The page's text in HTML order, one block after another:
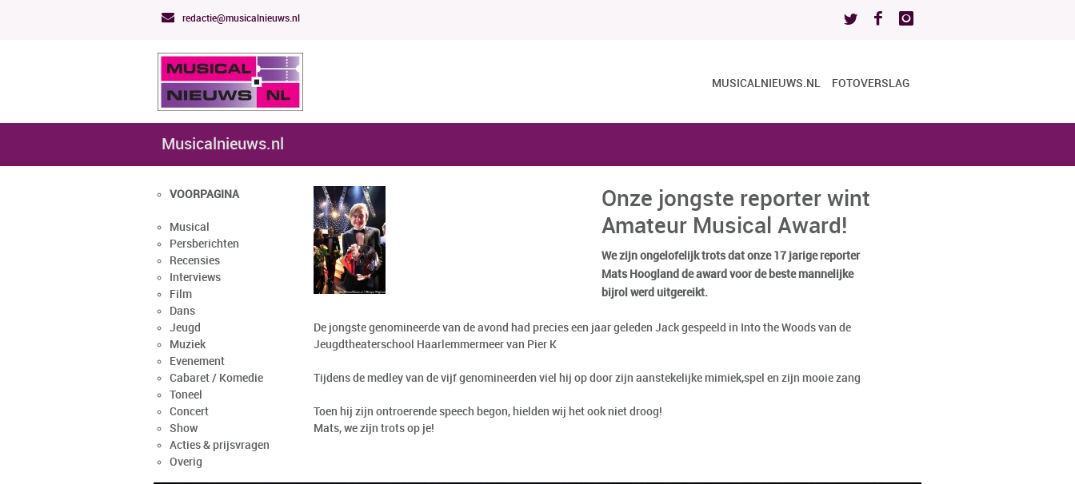
redactie@musicalnieuws.nl
MUSICALNIEUWS.NL FOTOVERSLAG
Musicalnieuws.nl
VOORPAGINA
Musical
Persberichten
Recensies
Interviews
Film
Dans
Jeugd
Muziek
Evenement
Cabaret / Komedie
Toneel
Concert
Show
Acties & prijsvragen
Overig
Onze jongste reporter wint
Amateur Musical Award!
We zijn ongelofelijk trots dat onze 17 jarige reporter
Mats Hoogland de award voor de beste mannelijke
bijrol werd uitgereikt.
De jongste genomineerde van de avond had precies een jaar geleden Jack gespeeld in Into the Woods van de
Jeugdtheaterschool Haarlemmermeer van Pier K
Tijdens de medley van de vijf genomineerden viel hij op door zijn aanstekelijke mimiek,spel en zijn mooie zang
Toen hij zijn ontroerende speech begon, hielden wij het ook niet droog!
Mats, we zijn trots op je!